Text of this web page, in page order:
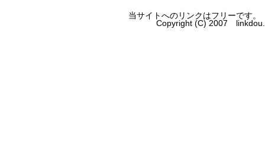
当サイトへのリンクはフリーです
Copyright (C) 2007